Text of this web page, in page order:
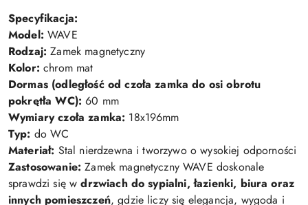
Specyfikacja:
Model: WAVE
Rodzaj: Zamek magnetyczny
Kolor: chrom mat
Dormas (odległość od czoła zamka do osi obrotu
pokrętła WC): 60 mm
Wymiary czoła zamka: 18x196mm
Typ: do WC
Materiał: Stal nierdzewna i tworzywo o wysokiej odporności
Zastosowanie: Zamek magnetyczny WAVE doskonale
sprawdzi się wdrzwiach do sypialni, łazienki, biura oraz
innych pomieszczeń, gdzie liczy się elegancja, wygoda i